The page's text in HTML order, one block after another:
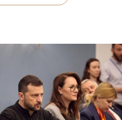
обновившие
розыске»